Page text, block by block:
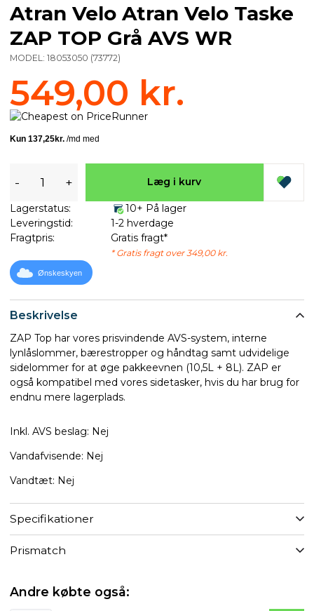
Beskrivelse
ZAP Top har vores prisvindende AVS-system, interne
lynlåslommer, bærestropper og håndtag samt udvidelige
sidelommer for at øge pakkeevnen (10,5L + 8L). ZAP er
også kompatibel med vores sidetasker, hvis du har brug for
endnu mere lagerplads.
Inkl. AVS beslag: Nej
Vandafvisende: Nej
Vandtæt: Nej
Specifikationer
Prismatch
Atran Velo Atran Velo Taske
ZAP TOP Grå AVS WR
MODEL: 18053050 (73772)
549,00 kr.
- + Læg i kurv
Lagerstatus:
10+ På lager
Leveringstid:
1-2 hverdage
Fragtpris:
Gratis fragt*
* Gratis fragt over 349,00 kr.
Ønskeskyen
Andre købte også: